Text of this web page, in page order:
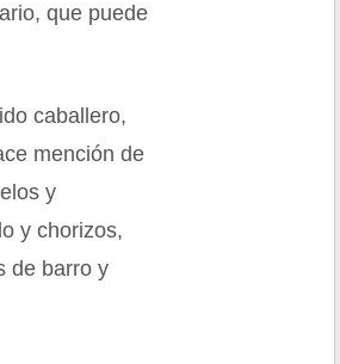
que puede
caballero,
mención de
y
y chorizos,
de barro y